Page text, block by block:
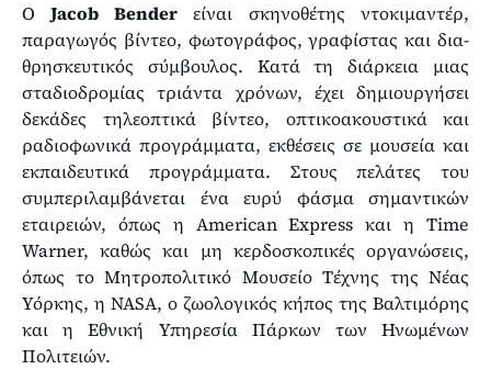
ΟJacob Benderείναι σκηνοθέτης ντοκιμαντέρ,
παραγωγός βίντεο, φωτογράφος, γραφίστας και δια-
θρησκευτικός σύμβουλος. Κατά τη διάρκεια μιας
σταδιοδρομίας τριάντα χρόνων, έχει δημιουργήσει
δεκάδες τηλεοπτικά βίντεο, οπτικοακουστικά και
ραδιοφωνικά προγράμματα, εκθέσεις σε μουσεία και
εκπαιδευτικά προγράμματα. Στους πελάτες του
συμπεριλαμβάνεται ένα ευρύ φάσμα σημαντικών
εταιρειών, όπως η American Express και η Time
Warner, καθώς και μη κερδοσκοπικές οργανώσεις,
όπως το Μητροπολιτικό Μουσείο Τέχνης της Νέας
Υόρκης, η NASA, ο ζωολογικός κήπος της Βαλτιμόρης
και η Εθνική Υπηρεσία Πάρκων των Ηνωμένων
Πολιτειών.